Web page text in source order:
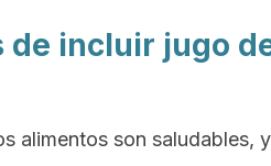
de incluir jugo
alimentos son saludables,